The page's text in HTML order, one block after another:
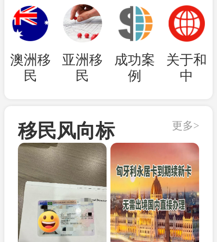
澳洲移
民
亚洲移
民
成功案
例
关于和
中
移民风向标 更多>